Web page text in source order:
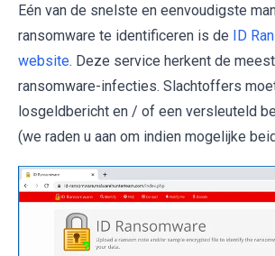
Eén van de snelste en eenvoudigste
ransomware te identificeren is de ID
website. Deze service herkent de
ransomware-infecties. Slachtoffers
losgeldbericht en / of een versleuteld
(we raden u aan om indien mogelijke